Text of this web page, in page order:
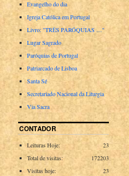
Evangelho do dia
Igreja Católica em Portugal
Livro: "TRÊS PARÓQUIAS …"
Lugar Sagrado
Paróquias de Portugal
Patriarcado de Lisboa
Santa Sé
Secretariado Nacional da Liturgia
Via Sacra
CONTADOR
23
Leituras Hoje:
172203
Total de visitas:
23
Visitas hoje: